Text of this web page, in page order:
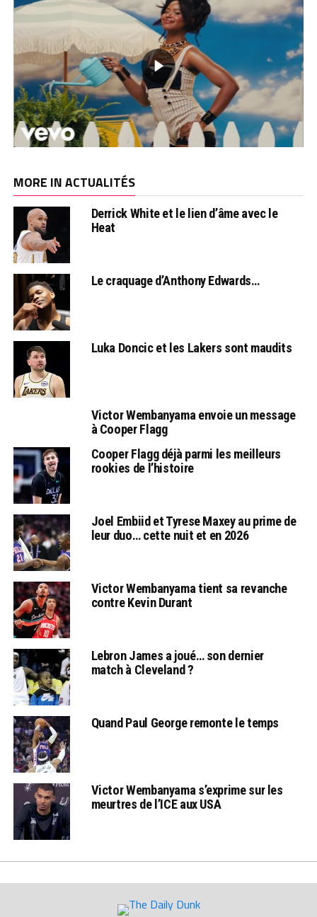
MORE IN ACTUALITÉS
Derrick White et le lien d’âme avec le
Heat
Le craquage d’Anthony Edwards…
Luka Doncic et les Lakers sont maudits
Victor Wembanyama envoie un message
à Cooper Flagg
Cooper Flagg déjà parmi les meilleurs
rookies de l’histoire
Joel Embiid et Tyrese Maxey au prime de
leur duo… cette nuit et en 2026
Victor Wembanyama tient sa revanche
contre Kevin Durant
Lebron James a joué… son dernier
match à Cleveland ?
Quand Paul George remonte le temps
Victor Wembanyama s’exprime sur les
meurtres de l’ICE aux USA